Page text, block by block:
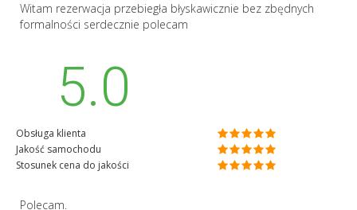
Witam rezerwacja przebiegła błyskawicznie bez zbędnych
formalności serdecznie polecam
5.0
Obsługa klienta
Jakość samochodu
Stosunek cena do jakości
Polecam.